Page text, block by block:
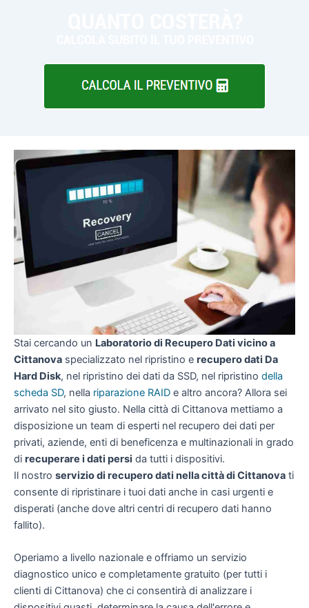
Stai cercando un Laboratorio di Recupero Dati vicino a
Cittanova specializzato nel ripristino e recupero dati Da
Hard Disk, nel ripristino dei dati da SSD, nel ripristino della
scheda SD, nella riparazione RAID e altro ancora? Allora sei
arrivato nel sito giusto. Nella città di Cittanova mettiamo a
disposizione un team di esperti nel recupero dei dati per
privati, aziende, enti di beneficenza e multinazionali in grado
di recuperare i dati persi da tutti i dispositivi.
Il nostro servizio di recupero dati nella città di Cittanova ti
consente di ripristinare i tuoi dati anche in casi urgenti e
disperati (anche dove altri centri di recupero dati hanno
fallito).
Operiamo a livello nazionale e offriamo un servizio
diagnostico unico e completamente gratuito (per tutti i
clienti di Cittanova) che ci consentirà di analizzare i